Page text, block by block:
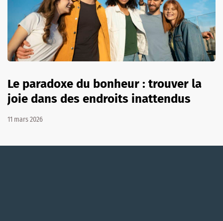
Le paradoxe du bonheur : trouver la
joie dans des endroits inattendus
11 mars 2026